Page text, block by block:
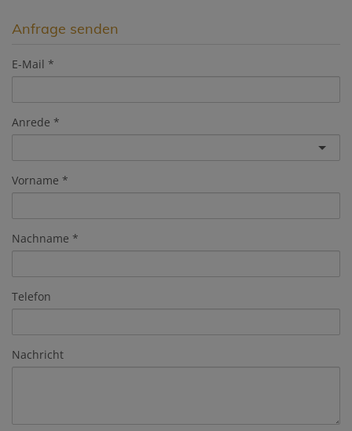
Anfrage senden
E-Mail
Anrede
Vorname
Nachname
Telefon
Nachricht